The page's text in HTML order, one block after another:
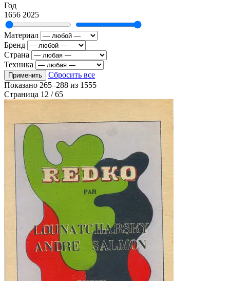
Год
1656 2025
Материал
Бренд
Страна
Техника
Применить
Сбросить все
Показано 265–288 из 1555
Страница 12 / 65